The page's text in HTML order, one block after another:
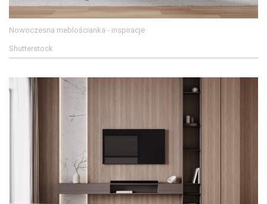
Nowoczesna meblościanka - inspiracje
Shutterstock